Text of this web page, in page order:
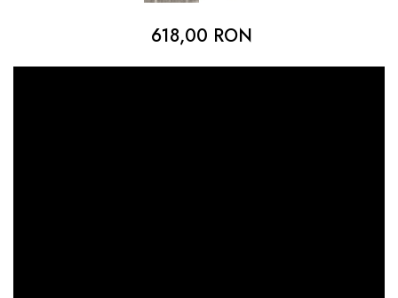
Produse îngrijire copii618,00 RON